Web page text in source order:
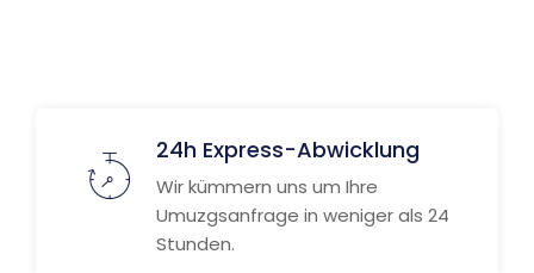
24h Express-Abwicklung
Wir kümmern uns um Ihre
Umuzgsanfrage in weniger als 24
Stunden.